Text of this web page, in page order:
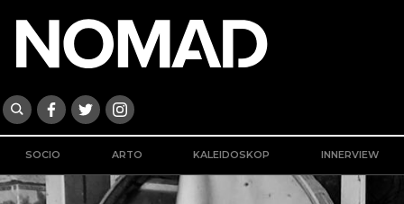
SOCIO ARTO KALEIDOSKOP INNERVIEW